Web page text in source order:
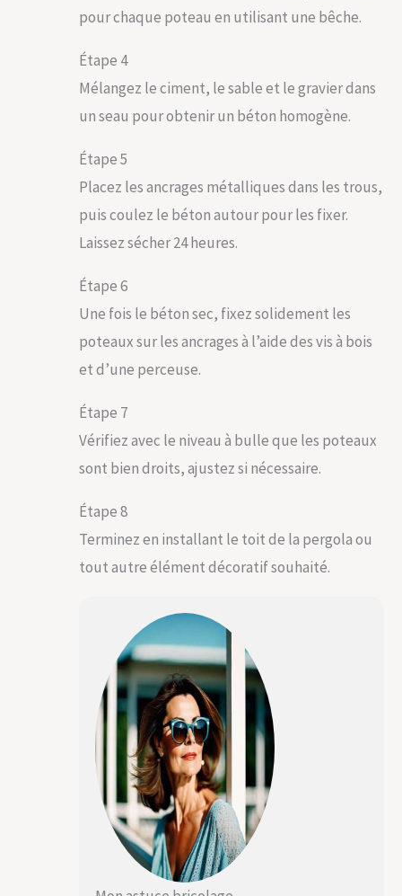
pour chaque poteau en utilisant une bêche.
Étape 4
Mélangez le ciment, le sable et le gravier dans
un seau pour obtenir un béton homogène.
Étape 5
Placez les ancrages métalliques dans les trous,
puis coulez le béton autour pour les fixer.
Laissez sécher 24 heures.
Étape 6
Une fois le béton sec, fixez solidement les
poteaux sur les ancrages à l’aide des vis à bois
et d’une perceuse.
Étape 7
Vérifiez avec le niveau à bulle que les poteaux
sont bien droits, ajustez si nécessaire.
Étape 8
Terminez en installant le toit de la pergola ou
tout autre élément décoratif souhaité.